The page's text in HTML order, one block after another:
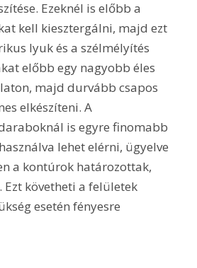
Ezeknél is előbb a
kell kiesztergálni, majd ezt
lyuk és a szélmélyítés
előbb egy nagyobb éles
majd durvább csapos
elkészíteni. A
is egyre finomabb
lehet elérni, ügyelve
a kontúrok határozottak,
követheti a felületek
esetén fényesre